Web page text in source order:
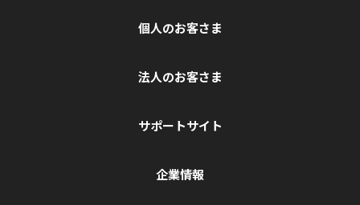
個人のお客さま
法人のお客さま
サポートサイト
企業情報